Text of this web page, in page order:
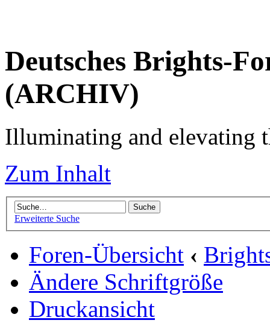
Deutsches Brights-
(ARCHIV)
Illuminating and elevating
Zum Inhalt
Erweiterte Suche
Foren-Übersicht ‹
Ändere Schriftgröße
Druckansicht